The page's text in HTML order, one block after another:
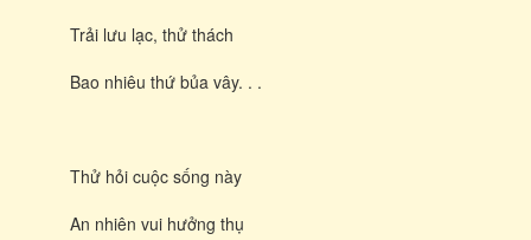
Trải lưu lạc, thử thách
Bao nhiêu thứ bủa vây. . .
Thử hỏi cuộc sống này
An nhiên vui hưởng thụ